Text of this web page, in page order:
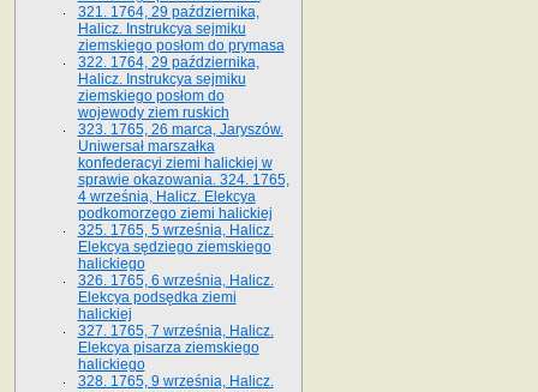
321. 1764, 29 października,
Halicz. Instrukcya sejmiku
ziemskiego posłom do prymasa
322. 1764, 29 października,
Halicz. Instrukcya sejmiku
ziemskiego posłom do
wojewody ziem ruskich
323. 1765, 26 marca, Jaryszów.
Uniwersał marszałka
konfederacyi ziemi halickiej w
sprawie okazowania. 324. 1765,
4 września, Halicz. Elekcya
podkomorzego ziemi halickiej
325. 1765, 5 września, Halicz.
Elekcya sędziego ziemskiego
halickiego
326. 1765, 6 września, Halicz.
Elekcya podsędka ziemi
halickiej
327. 1765, 7 września, Halicz.
Elekcya pisarza ziemskiego
halickiego
328. 1765, 9 września, Halicz.